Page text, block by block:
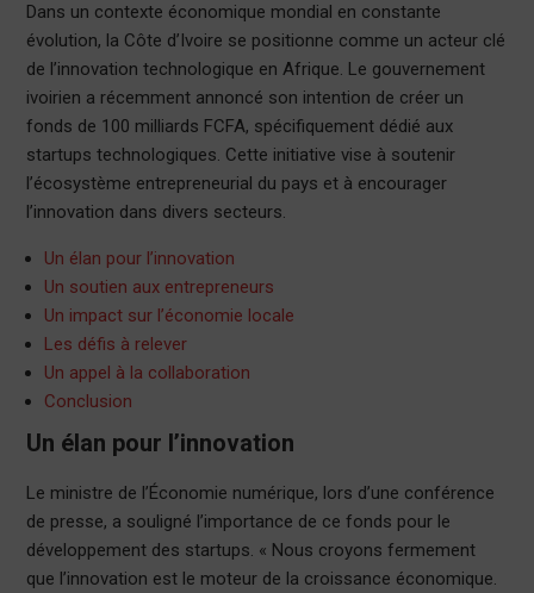
Dans un contexte économique mondial en constante
évolution, la Côte d’Ivoire se positionne comme un acteur clé
de l’innovation technologique en Afrique. Le gouvernement
ivoirien a récemment annoncé son intention de créer un
fonds de 100 milliards FCFA, spécifiquement dédié aux
startups technologiques. Cette initiative vise à soutenir
l’écosystème entrepreneurial du pays et à encourager
l’innovation dans divers secteurs.
Un élan pour l’innovation
Un soutien aux entrepreneurs
Un impact sur l’économie locale
Les défis à relever
Un appel à la collaboration
Conclusion
Un élan pour l’innovation
Le ministre de l’Économie numérique, lors d’une conférence
de presse, a souligné l’importance de ce fonds pour le
développement des startups. « Nous croyons fermement
que l’innovation est le moteur de la croissance économique.